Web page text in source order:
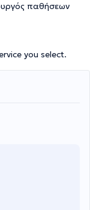
παθήσεων
you select.